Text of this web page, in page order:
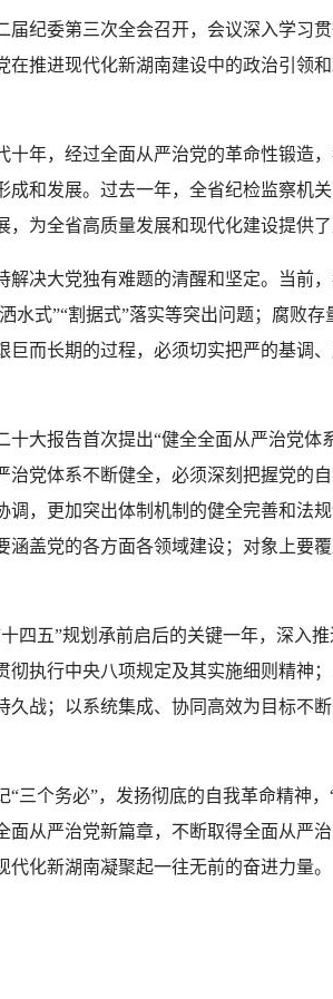
纪委第三次全会召开，会议深入学习
推进现代化新湖南建设中的政治引领
年，经过全面从严治党的革命性锻造
和发展。过去一年，全省纪检监察机
为全省高质量发展和现代化建设提供了
决大党独有难题的清醒和坚定。当前
式”“割据式”落实等突出问题；腐败
而长期的过程，必须切实把严的基调
大报告首次提出“健全全面从严治党体
党体系不断健全，必须深刻把握党的
，更加突出体制机制的健全完善和法
盖党的各方面各领域建设；对象上要
五”规划承前启后的关键一年，深入
执行中央八项规定及其实施细则精神
战；以系统集成、协同高效为目标不
个务必”，发扬彻底的自我革命精神
从严治党新篇章，不断取得全面从严
化新湖南凝聚起一往无前的奋进力量